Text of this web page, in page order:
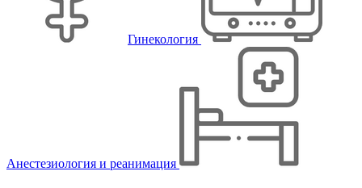
Гинекология
Анестезиология и реанимация